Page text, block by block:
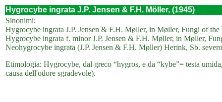
Hygrocybe ingrata J.P. Jensen & F.H. Möller, (1945)
Sinonimi:
Hygrocybe ingrata J.P. Jensen & F.H. Møller, in Møller, Fungi of
Hygrocybe ingrata f. minor J.P. Jensen & F.H. Møller, in Møller,
Neohygrocybe ingrata (J.P. Jensen & F.H. Møller) Herink, Sb.
Etimologia: Hygrocybe, dal greco “hygros, e da “kybe”= testa
causa dell'odore sgradevole).